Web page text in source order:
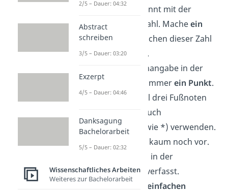
Die Fußnote beginnt mit der
hochgestellten Zahl. Macheein
Leerzeichen
zwischen dieser Zahl
und der Fußnote.
Nach der Quellenangabe in der
Fußnote kommt immerein Punkt.
Wenn es maximal drei Fußnoten
gibt, kannst du auch
Sonderzeichen (wie *) verwenden.
Das kommt aber kaum noch vor.
Die Fußnote wird in der
Schriftgröße 10
verfasst.
einfachen
2/5 – Dauer: 04:32
Abstract
schreiben
3/5 – Dauer: 03:20
Exzerpt
4/5 – Dauer: 04:46
Danksagung
Bachelorarbeit
5/5 – Dauer: 02:32
Wissenschaftliches Arbeiten
Weiteres zur Bachelorarbeit